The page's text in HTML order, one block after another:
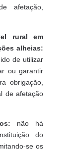
afetação,
rural em
alheias:
de utilizar
ou garantir
obrigação,
de afetação
não há
do
se os